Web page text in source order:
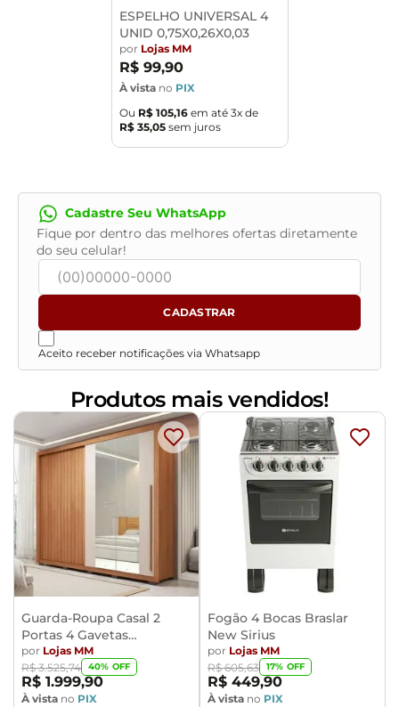
ESPELHO UNIVERSAL 4
UNID 0,75X0,26X0,03
por Lojas MM
R$ 99,90
À vistano PIX
Ou R$ 105,16em até 3x de
R$ 35,05sem juros
Cadastre Seu WhatsApp
Fique por dentro das melhores ofertas diretamente
do seu celular!
CADASTRAR
Aceito receber notificações via Whatsapp
Produtos mais vendidos!
Guarda-Roupa Casal 2
Portas 4 Gavetas
Caemmun Moviment
por Lojas MM
R$ 3.525,74 40% OFF
R$ 1.999,90
À vista no PIX
Fogão 4 Bocas Braslar
New Sirius
por Lojas MM
R$ 605,63 17% OFF
R$ 449,90
À vista no PIX